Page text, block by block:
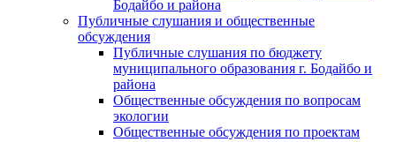
Бодайбо и района
Публичные слушания и общественные
обсуждения
Публичные слушания по бюджету
муниципального образования г. Бодайбо и
района
Общественные обсуждения по вопросам
экологии
Общественные обсуждения по проектам